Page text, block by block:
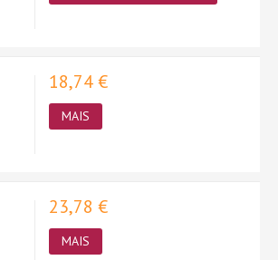
18,74 €
MAIS
23,78 €
MAIS